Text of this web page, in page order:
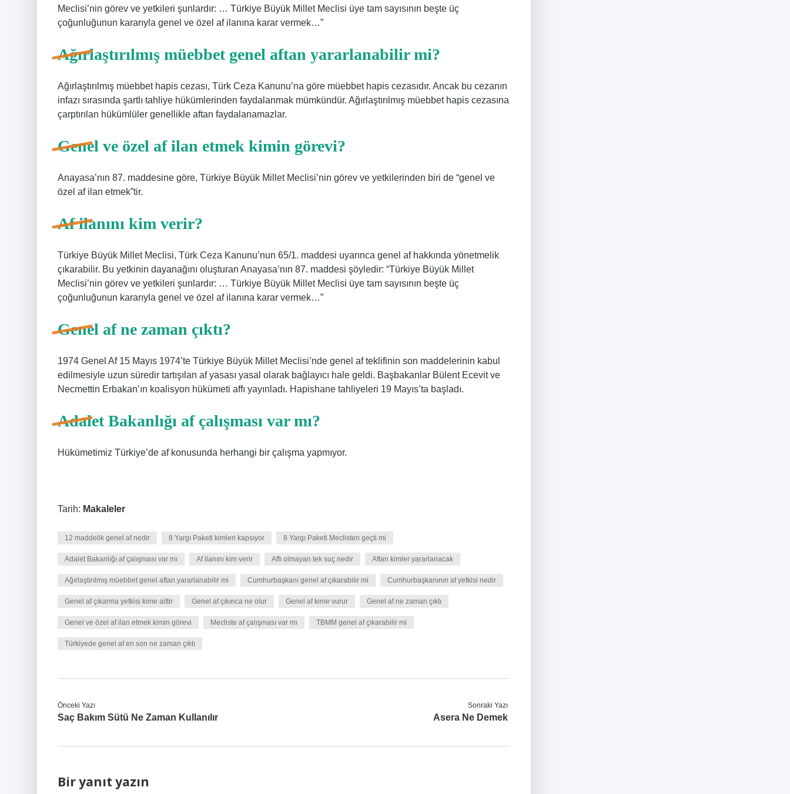
Meclisi’nin görev ve yetkileri şunlardır: … Türkiye Büyük Millet Meclisi üye tam sayısının beşte üç
çoğunluğunun kararıyla genel ve özel af ilanına karar vermek…”
Ağırlaştırılmış müebbet genel aftan yararlanabilir mi?
Ağırlaştırılmış müebbet hapis cezası, Türk Ceza Kanunu’na göre müebbet hapis cezasıdır. Ancak bu cezanın
infazı sırasında şartlı tahliye hükümlerinden faydalanmak mümkündür. Ağırlaştırılmış müebbet hapis cezasına
çarptırılan hükümlüler genellikle aftan faydalanamazlar.
Genel ve özel af ilan etmek kimin görevi?
Anayasa’nın 87. maddesine göre, Türkiye Büyük Millet Meclisi’nin görev ve yetkilerinden biri de “genel ve
özel af ilan etmek”tir.
Af ilanını kim verir?
Türkiye Büyük Millet Meclisi, Türk Ceza Kanunu’nun 65/1. maddesi uyarınca genel af hakkında yönetmelik
çıkarabilir. Bu yetkinin dayanağını oluşturan Anayasa’nın 87. maddesi şöyledir: “Türkiye Büyük Millet
Meclisi’nin görev ve yetkileri şunlardır: … Türkiye Büyük Millet Meclisi üye tam sayısının beşte üç
çoğunluğunun kararıyla genel ve özel af ilanına karar vermek…”
Genel af ne zaman çıktı?
1974 Genel Af 15 Mayıs 1974’te Türkiye Büyük Millet Meclisi’nde genel af teklifinin son maddelerinin kabul
edilmesiyle uzun süredir tartışılan af yasası yasal olarak bağlayıcı hale geldi. Başbakanlar Bülent Ecevit ve
Necmettin Erbakan’ın koalisyon hükümeti affı yayınladı. Hapishane tahliyeleri 19 Mayıs’ta başladı.
Adalet Bakanlığı af çalışması var mı?
Hükümetimiz Türkiye’de af konusunda herhangi bir çalışma yapmıyor.
Tarih: Makaleler
12 maddelik genel af nedir 8 Yargı Paketi kimleri kapsıyor 8 Yargı Paketi Meclisten geçti mi
Adalet Bakanlığı af çalışması var mı Af ilanını kim verir Affı olmayan tek suç nedir Aftan kimler yararlanacak
Ağırlaştırılmış müebbet genel aftan yararlanabilir mi Cumhurbaşkanı genel af çıkarabilir mi Cumhurbaşkanının af yetkisi nedir
Genel af çıkarma yetkisi kime aittir Genel af çıkınca ne olur Genel af kime vurur Genel af ne zaman çıktı
Genel ve özel af ilan etmek kimin görevi Mecliste af çalışması var mı TBMM genel af çıkarabilir mi
Türkiyede genel af en son ne zaman çıktı
Önceki Yazı
Saç Bakım Sütü Ne Zaman Kullanılır
Sonraki Yazı
Asera Ne Demek
Bir yanıt yazın